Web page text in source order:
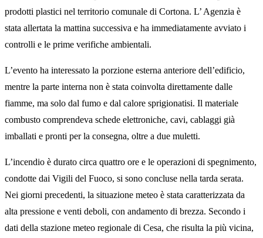
prodotti plastici nel territorio comunale di Cortona. L’ Agenzia è
stata allertata la mattina successiva e ha immediatamente avviato i
controlli e le prime verifiche ambientali.
L’evento ha interessato la porzione esterna anteriore dell’edificio,
mentre la parte interna non è stata coinvolta direttamente dalle
fiamme, ma solo dal fumo e dal calore sprigionatisi. Il materiale
combusto comprendeva schede elettroniche, cavi, cablaggi già
imballati e pronti per la consegna, oltre a due muletti.
L’incendio è durato circa quattro ore e le operazioni di spegnimento,
condotte dai Vigili del Fuoco, si sono concluse nella tarda serata.
Nei giorni precedenti, la situazione meteo è stata caratterizzata da
alta pressione e venti deboli, con andamento di brezza. Secondo i
dati della stazione meteo regionale di Cesa, che risulta la più vicina,